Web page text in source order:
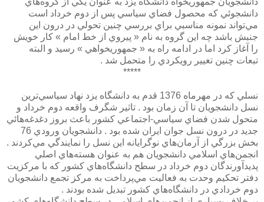
دانشجوئي كه محصول فضاي سياسي پس از دوم خرداد است
مي‌تواند نمونه مناسبي براي بررسي چنين تحولي در درون اين
جنبش باشد چه اين گروه به نام « پيروي از خط امام » كار خويش
را آغاز كرد اما در ادامه راه به « جمهوريخواهي » رسيد و البته
تبعات چنين تغيير رويكردي را متحمل شد .
*****
نسلي كه در مهرماه 1376 قدم به دانشگاه يزد نهاد سياسي‌ترين
نسل دانشجويان تا آن زمان بود . تاثير شگرف واقعه دوم خرداد و
متحول شدن فضاي سياسي-اجتماعي كشور باعث بروز دغدغه‌هائي
جديد در درون نسل جوان ايران شده بود . دانشجويان ورودي 76
بخش بزرگي از آرمان‌هاي نوگرايانه اين نسل را نمايندگي مي‌كردند .
انجمن‌هاي اسلامي دانشجويان هم به عنوان هسته‌هاي اصلي
پديدآورندگان دوم خرداد در سطح دانشگاه‌هاي كشور كه با مركزيت
دفتر تحكيم وحدت به فعاليت مي‌پرداخت به مركز تجمع دانشجويان
دوم خردادي در دانشگاه‌هاي كشور تبديل شده بودند .